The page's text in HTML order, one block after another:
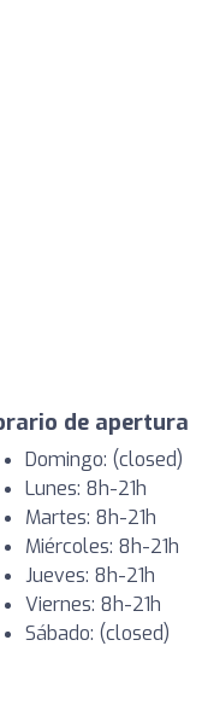
de apertura
Domingo: (closed)
Lunes: 8h-21h
Martes: 8h-21h
Miércoles: 8h-21h
Jueves: 8h-21h
Viernes: 8h-21h
Sábado: (closed)